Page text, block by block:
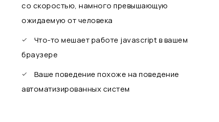
со скоростью, намного превышающую
ожидаемую от человека
Что-то мешает работе javascript в вашем
браузере
Ваше поведение похоже на поведение
автоматизированных систем